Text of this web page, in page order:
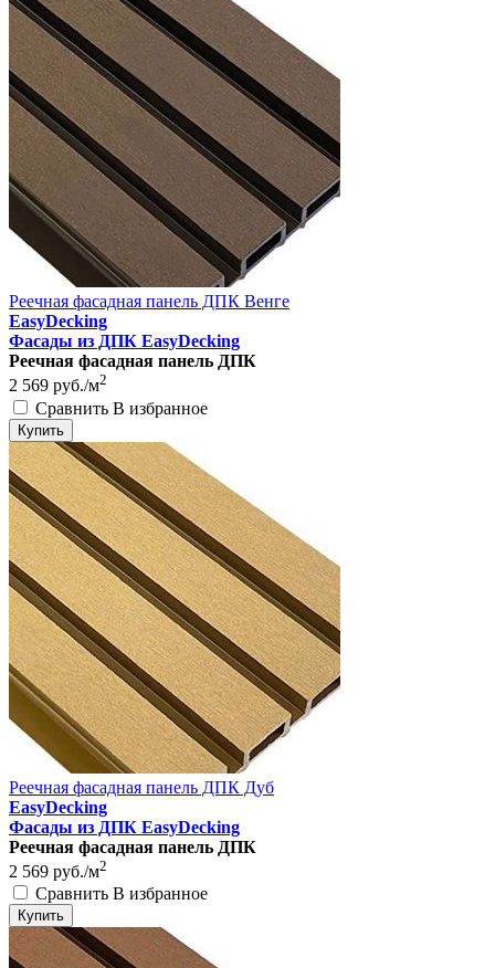
Реечная фасадная панель ДПК Венге
EasyDecking
Фасады из ДПК EasyDecking
Реечная фасадная панель ДПК
2 569 руб./м2
Сравнить В избранное
Купить
Реечная фасадная панель ДПК Дуб
EasyDecking
Фасады из ДПК EasyDecking
Реечная фасадная панель ДПК
2 569 руб./м2
Сравнить В избранное
Купить